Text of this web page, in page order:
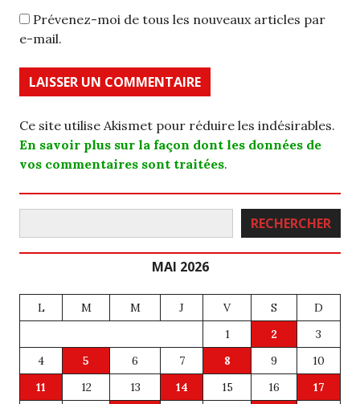
Prévenez-moi de tous les nouveaux articles par
e-mail.
Ce site utilise Akismet pour réduire les indésirables.
En savoir plus sur la façon dont les données de
vos commentaires sont traitées.
Rechercher RECHERCHER
MAI 2026
L M M J V S
D
1
2
3
4
5 6 7 8 9
10
11
12 13 14 15 16
17